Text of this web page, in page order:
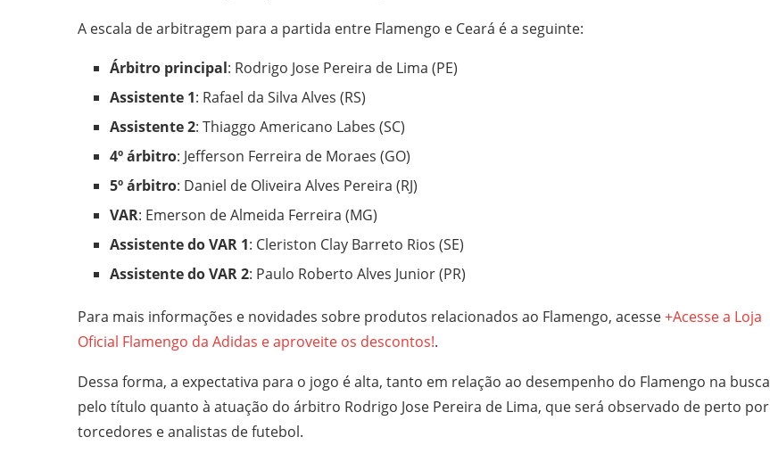
A escala de arbitragem para a partida entre Flamengo e Ceará é a seguinte:
Árbitro principal: Rodrigo Jose Pereira de Lima (PE)
Assistente 1: Rafael da Silva Alves (RS)
Assistente 2: Thiaggo Americano Labes (SC)
4º árbitro: Jefferson Ferreira de Moraes (GO)
5º árbitro: Daniel de Oliveira Alves Pereira (RJ)
VAR: Emerson de Almeida Ferreira (MG)
Assistente do VAR 1: Cleriston Clay Barreto Rios (SE)
Assistente do VAR 2: Paulo Roberto Alves Junior (PR)
Para mais informações e novidades sobre produtos relacionados ao Flamengo, acesse+Acesse a Loja
Oficial Flamengo da Adidas e aproveite os descontos!.
Dessa forma, a expectativa para o jogo é alta, tanto em relação ao desempenho do Flamengo na busca
pelo título quanto à atuação do árbitro Rodrigo Jose Pereira de Lima, que será observado de perto por
torcedores e analistas de futebol.